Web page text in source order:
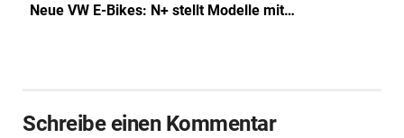
Neue VW E-Bikes: N+ stellt Modelle mit…
Schreibe einen Kommentar